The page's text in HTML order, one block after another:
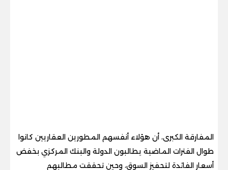
المفارقة الكبرى، أن هؤلاء أنفسهم المطورين العقاريين كانوا
طوال الفترات الماضية يطالبون الدولة والبنك المركزي بخفض
أسعار الفائدة لتحفيز السوق، وحين تحققت مطالبهم